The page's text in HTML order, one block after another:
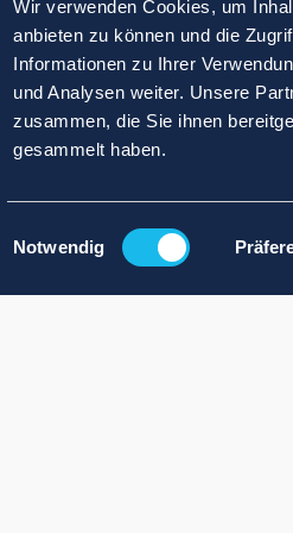
Wir verwenden Cookies, um
anbieten zu können und die
Informationen zu Ihrer
und Analysen weiter. Unsere
zusammen, die Sie ihnen
gesammelt haben.
Einwilligungsauswahl
Notwendig